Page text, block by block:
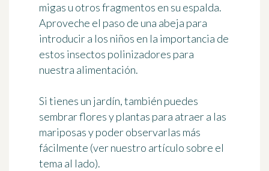
migas u otros fragmentos en su espalda.
Aproveche el paso de una abeja para
introducir a los niños en la importancia de
estos insectos polinizadores para
nuestra alimentación.
Si tienes un jardín, también puedes
sembrar flores y plantas para atraer a las
mariposas y poder observarlas más
fácilmente (ver nuestro artículo sobre el
tema al lado).